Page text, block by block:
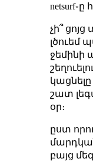
չի՞ ցոյց
լծուեմ
ջեմինի
կացնելը
շատ
օր։
ըստ
բայց